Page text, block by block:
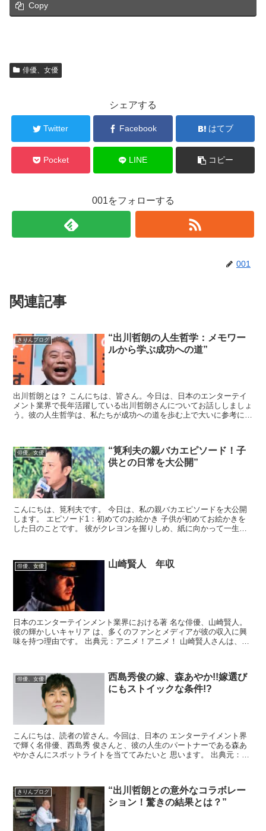
Copy
俳優、女優
シェアする
Twitter Facebook はてブ
Pocket LINE コピー
001をフォローする
001
関連記事
きりんブログ
“出川哲朗の人生哲学：メモワー
ルから学ぶ成功への道”
出川哲朗とは？ こんにちは、皆さん。今日は、日本のエンターテイ
メント業界で長年活躍している出川哲朗さんについてお話ししましょ
う。彼の人生哲学は、私たちが成功への道を歩む上で大いに参考にな
俳優、女優
“筧利夫の親バカエピソード！子
供との日常を大公開”
こんにちは、筧利夫です。 今日は、私の親バカエピソードを大公開
します。 エピソード1：初めてのお絵かき 子供が初めてお絵かきを
した日のことです。 彼がクレヨンを握りしめ、紙に向かって一生懸
俳優、女優 山崎賢人 年収
日本のエンターテインメント業界における著 名な俳優、山崎賢人。
彼の輝かしいキャリア は、多くのファンとメディアが彼の収入に興
味を持つ理由です。 出典元：アニメ！アニメ！ 山崎賢人さんは、そ
俳優、女優
西島秀俊の嫁、森あやか!!嫁選び
にもストイックな条件!?
こんにちは、読者の皆さん。今回は、日本の エンターテイメント界
で輝く名俳優、西島秀 俊さんと、彼の人生のパートナーである森あ
やかさんにスポットライトを当ててみたいと 思います。 出典元：
きりんブログ
“出川哲朗との意外なコラボレー
ション！驚きの結果とは？”